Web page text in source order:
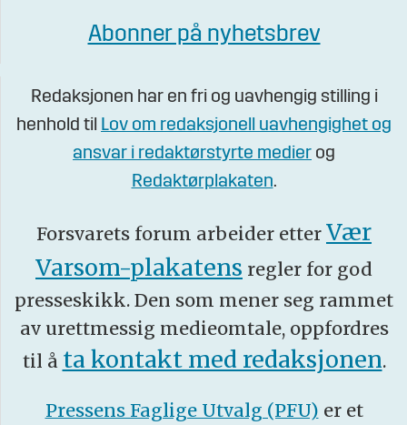
Abonner på nyhetsbrev
Redaksjonen har en fri og uavhengig stilling i
henhold til Lov om redaksjonell uavhengighet og
ansvar i redaktørstyrte medier og
Redaktørplakaten.
Forsvarets forum arbeider etter Vær
Varsom-plakatens regler for god
presseskikk. Den som mener seg rammet
av urettmessig medieomtale, oppfordres
til å ta kontakt med redaksjonen.
Pressens Faglige Utvalg (PFU) er et